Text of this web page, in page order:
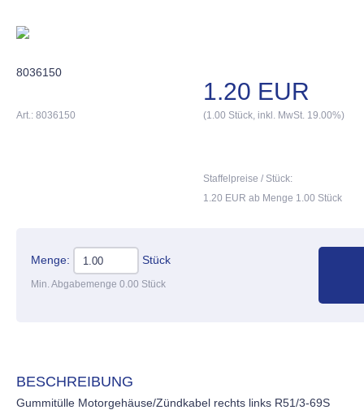
8036150
1.20 EUR
Art.: 8036150 (1.00 Stück, inkl. MwSt. 19.00%)
Staffelpreise / Stück:
1.20 EUR ab Menge 1.00 Stück
Menge: Stück
Min. Abgabemenge 0.00 Stück
BESCHREIBUNG
Gummitülle Motorgehäuse/Zündkabel rechts links R51/3-69S